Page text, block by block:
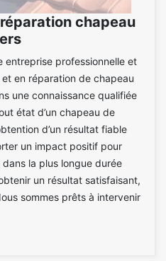
chapeau
entreprise professionnelle et
en réparation de chapeau
une connaissance qualifiée
état d’un chapeau de
d’un résultat fiable
un impact positif pour
la plus longue durée
un résultat satisfaisant,
sommes prêts à intervenir